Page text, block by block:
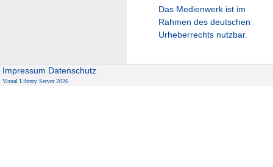
Das Medienwerk ist im
Rahmen des deutschen
Urheberrechts nutzbar.
Impressum Datenschutz
Visual Library Server 2026